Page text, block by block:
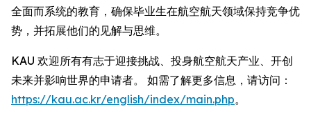
全面而系统的教育，确保毕业生在航空航天领域保持竞争优
势，并拓展他们的见解与思维。
KAU 欢迎所有有志于迎接挑战、投身航空航天产业、开创
未来并影响世界的申请者。 如需了解更多信息，请访问：
https://kau.ac.kr/english/index/main.php。